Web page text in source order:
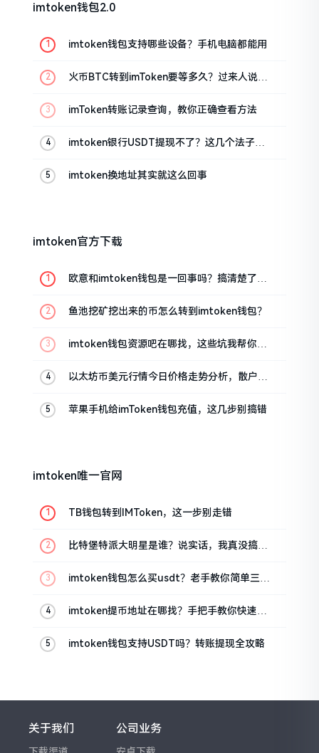
imtoken钱包2.0
imtoken钱包支持哪些设备？手机电脑都能用
火币BTC转到imToken要等多久？过来人说说
imToken转账记录查询，教你正确查看方法
imtoken银行USDT提现不了？这几个法子能
imtoken换地址其实就这么回事
imtoken官方下载
欧意和imtoken钱包是一回事吗？搞清楚了再
鱼池挖矿挖出来的币怎么转到imtoken钱包？
imtoken钱包资源吧在哪找，这些坑我帮你趟
以太坊币美元行情今日价格走势分析，散户如
苹果手机给imToken钱包充值，这几步别搞错
imtoken唯一官网
TB钱包转到IMToken，这一步别走错
比特堡特派大明星是谁？说实话，我真没搞明
imtoken钱包怎么买usdt？老手教你简单三步
imtoken提币地址在哪找？手把手教你快速查
imtoken钱包支持USDT吗？转账提现全攻略
关于我们 公司业务